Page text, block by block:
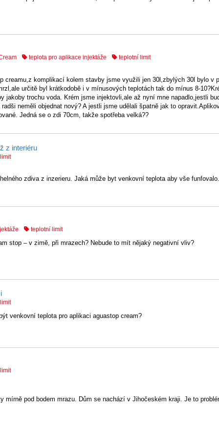
teplota pro aplikace injektáže teplotní limit
creamu,z komplikací kolem stavby jsme využili jen 30l,zbylých 30l bylo v
určitě byl krátkodobě i v mínusových teplotách tak do mínus 8-
jakoby trochu voda. Krém jsme injektovli,ale až nyní mne napadlo,jestli
neměli objednat nový? A jestli jsme udělali špatně jak to
Jedná se o zdi 70cm, takže spotřeba velká??
z interiéru
zdiva z inzerieru. Jaká může byt venkovní teplota aby vše funfovalo.
teplotní limit
stop – v zimě, při mrazech? Nebude to mít nějaký negativní vliv?
venkovní teplota pro aplikaci aguastop cream?
mírně pod bodem mrazu. Dům se nachází v Jihočeském kraji. Je to